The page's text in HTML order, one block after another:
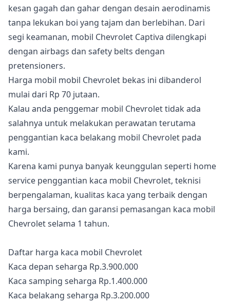
kesan gagah dan gahar dengan desain aerodinamis
tanpa lekukan boi yang tajam dan berlebihan. Dari
segi keamanan, mobil Chevrolet Captiva dilengkapi
dengan airbags dan safety belts dengan
pretensioners.
Harga mobil mobil Chevrolet bekas ini dibanderol
mulai dari Rp 70 jutaan.
Kalau anda penggemar mobil Chevrolet tidak ada
salahnya untuk melakukan perawatan terutama
penggantian kaca belakang mobil Chevrolet pada
kami.
Karena kami punya banyak keunggulan seperti home
service penggantian kaca mobil Chevrolet, teknisi
berpengalaman, kualitas kaca yang terbaik dengan
harga bersaing, dan garansi pemasangan kaca mobil
Chevrolet selama 1 tahun.
Daftar harga kaca mobil Chevrolet
Kaca depan seharga Rp.3.900.000
Kaca samping seharga Rp.1.400.000
Kaca belakang seharga Rp.3.200.000